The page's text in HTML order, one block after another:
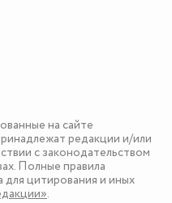
на сайте
редакции и/или
с законодательством
Полные правила
для цитирования и иных
.